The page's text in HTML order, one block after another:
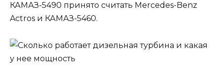
КАМАЗ-5490 принято считать Mercedes-Benz
Actros и КАМАЗ-5460.